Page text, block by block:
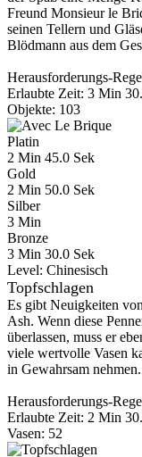
Freund Monsieur le
seinen Tellern und
Blödmann aus dem
Herausforderungs-
Erlaubte Zeit: 3 Min
Objekte: 103
Platin
2 Min 45.0 Sek
Gold
2 Min 50.0 Sek
Silber
3 Min
Bronze
3 Min 30.0 Sek
Level: Chinesisch
Topfschlagen
Es gibt Neuigkeiten
Ash. Wenn diese
überlassen, muss er
viele wertvolle Vasen
in Gewahrsam nehmen.
Herausforderungs-
Erlaubte Zeit: 2 Min
Vasen: 52